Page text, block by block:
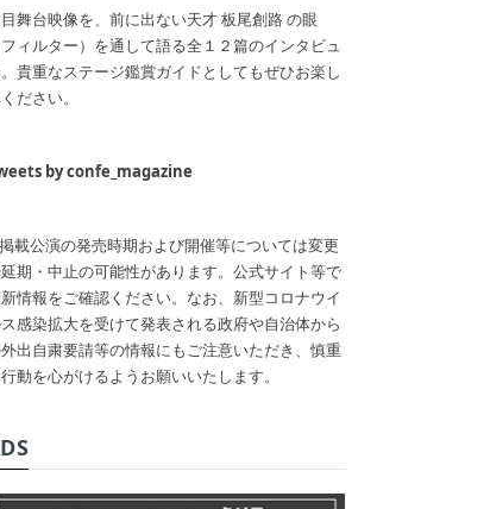
舞台映像を、前に出ない天才 板尾創路 の眼
フィルター）を通して語る全１２篇のインタビュ
貴重なステージ鑑賞ガイドとしてもぜひお楽し
ださい。
by confe_magazine
載公演の発売時期および開催等については変更
期・中止の可能性があります。公式サイト等で
情報をご確認ください。なお、新型コロナウイ
感染拡大を受けて発表される政府や自治体から
出自粛要請等の情報にもご注意いただき、慎重
動を心がけるようお願いいたします。